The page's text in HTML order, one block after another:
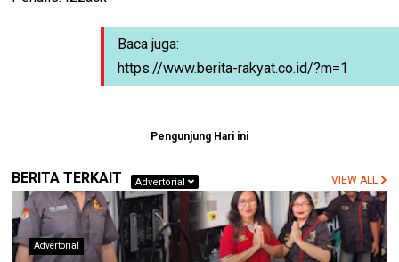
Baca juga:
https://www.berita-rakyat.co.id/?m=1
Pengunjung Hari ini
BERITA TERKAIT Advertorial VIEW ALL
Advertorial